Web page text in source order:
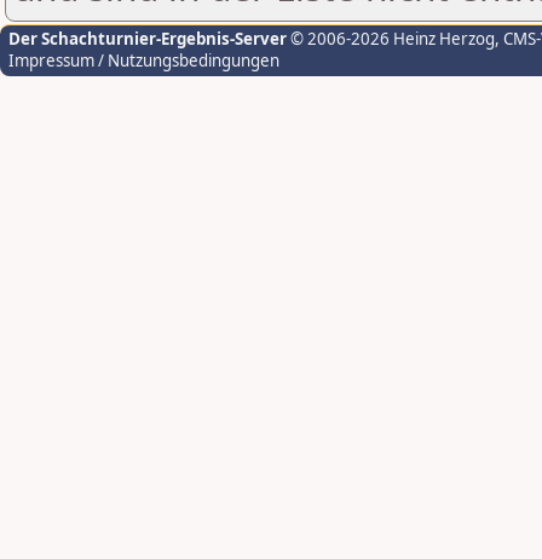
Der Schachturnier-Ergebnis-Server© 2006-2026 Heinz Herzog,
Impressum / Nutzungsbedingungen